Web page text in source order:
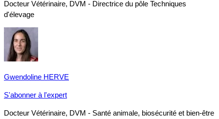
Docteur Vétérinaire, DVM - Directrice du pôle Techniques
d'élevage
Gwendoline HERVE
S'abonner à l'expert
Docteur Vétérinaire, DVM - Santé animale, biosécurité et bien-être